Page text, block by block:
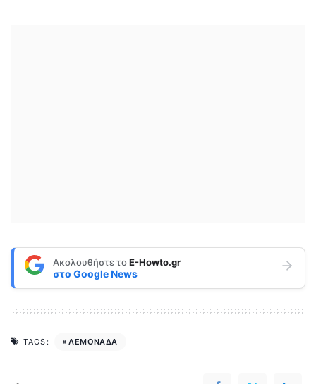
Ακολουθήστε τοE-Howto.gr
στο Google News
TAGS: ΛΕΜΟΝΑΔΑ